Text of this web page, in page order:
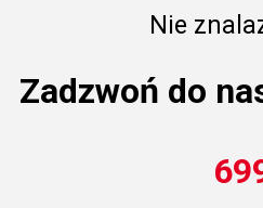
Nie
Zadzwoń do